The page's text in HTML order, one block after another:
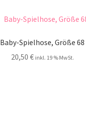
Baby-Spielhose, Größe 68
20,50 € inkl. 19 % MwSt.